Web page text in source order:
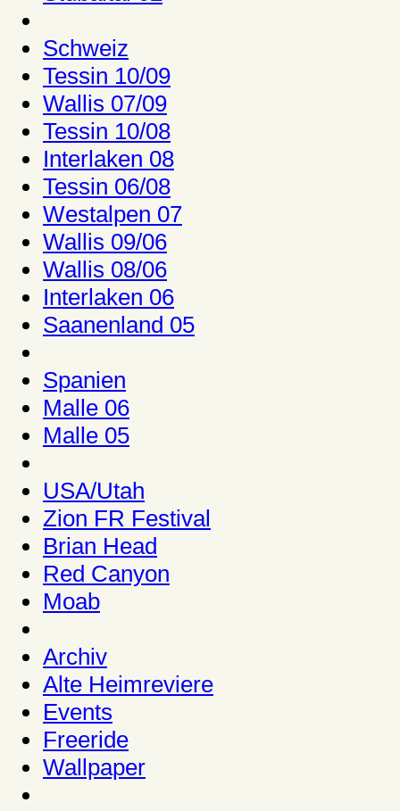
Schweiz
Tessin 10/09
Wallis 07/09
Tessin 10/08
Interlaken 08
Tessin 06/08
Westalpen 07
Wallis 09/06
Wallis 08/06
Interlaken 06
Saanenland 05
Spanien
Malle 06
Malle 05
USA/Utah
Zion FR Festival
Brian Head
Red Canyon
Moab
Archiv
Alte Heimreviere
Events
Freeride
Wallpaper